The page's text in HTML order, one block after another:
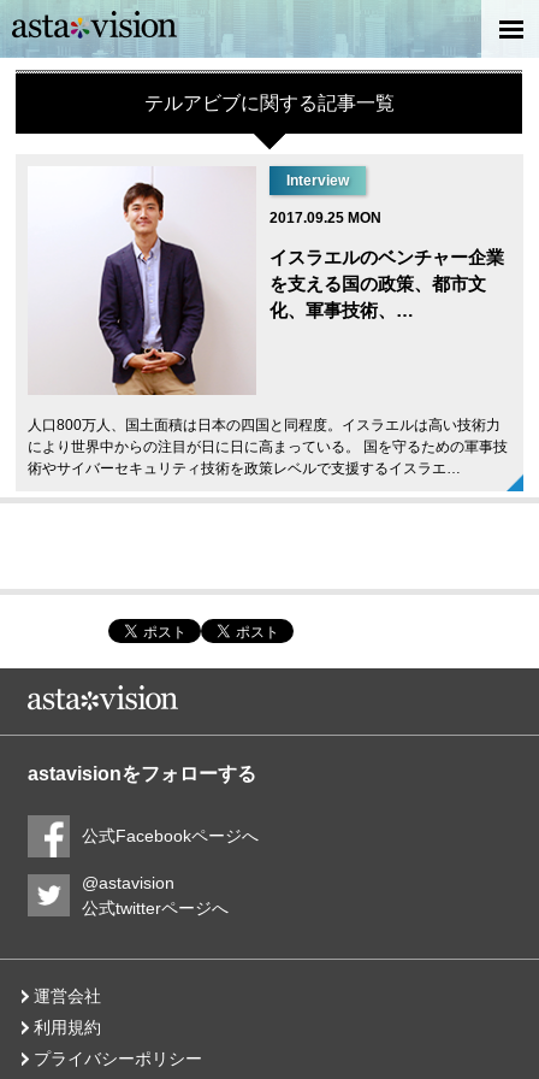
テルアビブに関する記事一覧
Interview
2017.09.25 MON
イスラエルのベンチャー企業
を支える国の政策、都市文
化、軍事技術、…
人口800万人、国土面積は日本の四国と同程度。イスラエルは高い技術力
により世界中からの注目が日に日に高まっている。 国を守るための軍事技
術やサイバーセキュリティ技術を政策レベルで支援するイスラエ…
astavisionをフォローする
公式Facebookページへ
@astavision
公式twitterページへ
運営会社
利用規約
プライバシーポリシー